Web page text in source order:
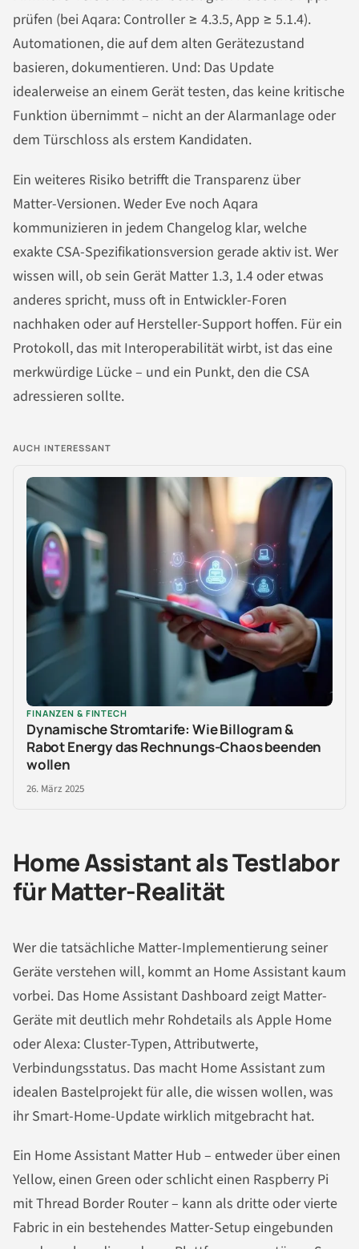
prüfen (bei Aqara: Controller ≥ 4.3.5, App ≥ 5.1.4).
Automationen, die auf dem alten Gerätezustand
basieren, dokumentieren. Und: Das Update
idealerweise an einem Gerät testen, das keine kritische
Funktion übernimmt – nicht an der Alarmanlage oder
dem Türschloss als erstem Kandidaten.
Ein weiteres Risiko betrifft die Transparenz über
Matter-Versionen. Weder Eve noch Aqara
kommunizieren in jedem Changelog klar, welche
exakte CSA-Spezifikationsversion gerade aktiv ist. Wer
wissen will, ob sein Gerät Matter 1.3, 1.4 oder etwas
anderes spricht, muss oft in Entwickler-Foren
nachhaken oder auf Hersteller-Support hoffen. Für ein
Protokoll, das mit Interoperabilität wirbt, ist das eine
merkwürdige Lücke – und ein Punkt, den die CSA
adressieren sollte.
AUCH INTERESSANT
FINANZEN & FINTECH
Dynamische Stromtarife: Wie Billogram &
Rabot Energy das Rechnungs-Chaos beenden
wollen
26. März 2025
Home Assistant als Testlabor
für Matter-Realität
Wer die tatsächliche Matter-Implementierung seiner
Geräte verstehen will, kommt an Home Assistant kaum
vorbei. Das Home Assistant Dashboard zeigt Matter-
Geräte mit deutlich mehr Rohdetails als Apple Home
oder Alexa: Cluster-Typen, Attributwerte,
Verbindungsstatus. Das macht Home Assistant zum
idealen Bastelprojekt für alle, die wissen wollen, was
ihr Smart-Home-Update wirklich mitgebracht hat.
Ein Home Assistant Matter Hub – entweder über einen
Yellow, einen Green oder schlicht einen Raspberry Pi
mit Thread Border Router – kann als dritte oder vierte
Fabric in ein bestehendes Matter-Setup eingebunden